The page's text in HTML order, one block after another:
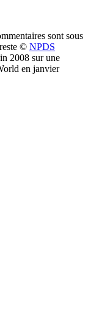
sont sous
© NPDS
2008 sur une
en janvier